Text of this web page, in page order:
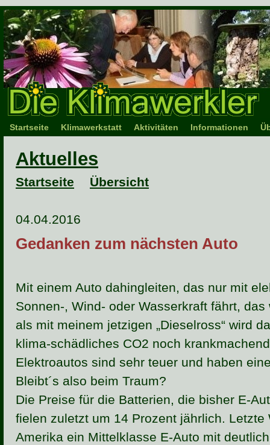
Startseite Klimawerkstatt Aktivitäten Informationen
Aktuelles
Startseite Übersicht
04.04.2016
Gedanken zum nächsten Auto
Mit einem Auto dahingleiten, das nur mit
Sonnen-, Wind- oder Wasserkraft fährt,
als mit meinem jetzigen „Dieselross“ wird
klima-schädliches CO2 noch
Elektroautos sind sehr teuer und haben
Bleibt´s also beim Traum?
Die Preise für die Batterien, die bisher E-
fielen zuletzt um 14 Prozent jährlich. Letzte
Amerika ein Mittelklasse E-Auto mit